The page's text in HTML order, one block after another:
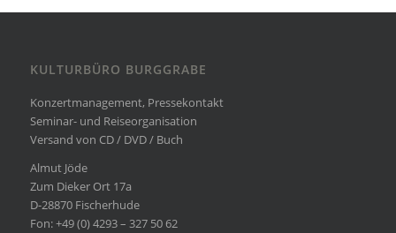
KULTURBÜRO BURGGRABE
Konzertmanagement, Pressekontakt
Seminar- und Reiseorganisation
Versand von CD / DVD / Buch
Almut Jöde
Zum Dieker Ort 17a
D-28870 Fischerhude
Fon: +49 (0) 4293 – 327 50 62